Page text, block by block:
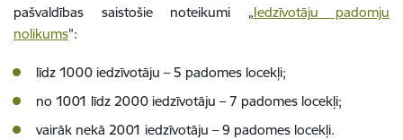
pašvaldības saistošie noteikumi „Iedzīvotāju padomju
nolikums”:
līdz 1000 iedzīvotāju – 5 padomes locekļi;
no 1001 līdz 2000 iedzīvotāju – 7 padomes locekļi;
vairāk nekā 2001 iedzīvotāju – 9 padomes locekļi.